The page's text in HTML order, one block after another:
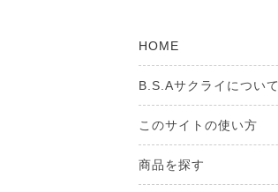
HOME
B.S.Aサクライについて
このサイトの使い方
商品を探す